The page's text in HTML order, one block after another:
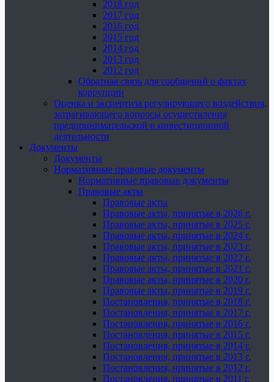
2018 год
2017 год
2016 год
2015 год
2014 год
2013 год
2012 год
Обратная связь для сообщений о фактах
коррупции
Оценка и экспертиза регулирующего воздействия,
затрагивающего вопросы осуществления
предпринимательской и инвестиционной
деятельности
Документы
Документы
Нормативные правовые документы
Нормативные правовые документы
Правовые акты
Правовые акты
Правовые акты, принятые в 2026 г.
Правовые акты, принятые в 2025 г.
Правовые акты, принятые в 2024 г.
Правовые акты, принятые в 2023 г.
Правовые акты, принятые в 2022 г.
Правовые акты, принятые в 2021 г.
Правовые акты, принятые в 2020 г.
Правовые акты, принятые в 2019 г.
Постановления, принятые в 2018 г.
Постановления, принятые в 2017 г.
Постановления, принятые в 2016 г.
Постановления, принятые в 2015 г.
Постановления, принятые в 2014 г.
Постановления, принятые в 2013 г.
Постановления, принятые в 2012 г.
Постановления, принятые в 2011 г.